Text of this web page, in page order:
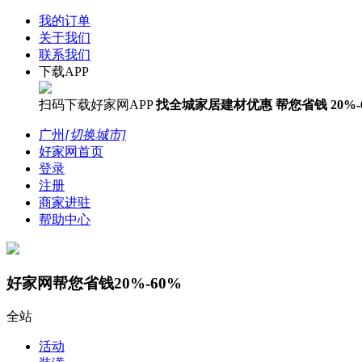
我的订单
关于我们
联系我们
下载APP
扫码下载好家网APP 找全城家居建材优惠 帮您省钱
广州 [切换城市]
好家网首页
登录
注册
商家进驻
帮助中心
好家网帮您省钱20%-60%
全站
活动